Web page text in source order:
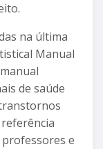
na última
Manual
de saúde
e